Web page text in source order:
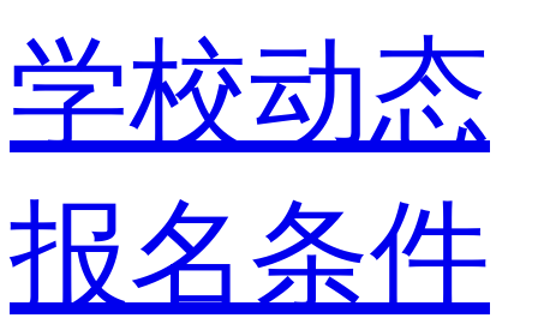
学校动态
报名条件